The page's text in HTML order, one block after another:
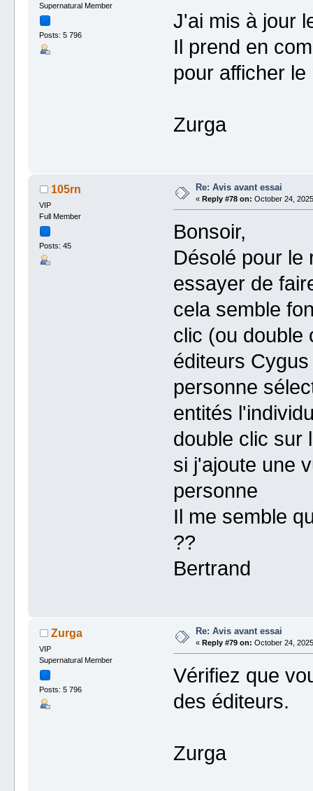
Supernatural Member
Posts: 5 796
J'ai mis à jour
Il prend en
pour afficher
Zurga
105rn
VIP
Full Member
Posts: 45
Re: Avis avant essai
«Reply #78 on: October 24,
Bonsoir,
Désolé pour le
essayer de
cela semble
clic (ou double
éditeurs
personne
entités
double clic sur
si j'ajoute une
personne
Il me semble
??
Bertrand
Zurga
VIP
Supernatural Member
Posts: 5 796
Re: Avis avant essai
«Reply #79 on: October 24,
Vérifiez que
des éditeurs.
Zurga